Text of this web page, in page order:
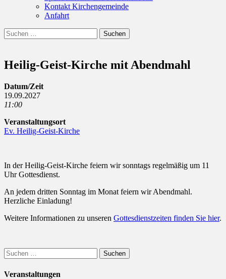
Kontakt Kirchengemeinde
Anfahrt
Suchen
Suchen
nach:
Heilig-Geist-Kirche mit Abendmahl
Datum/Zeit
19.09.2027
11:00
Veranstaltungsort
Ev. Heilig-Geist-Kirche
In der Heilig-Geist-Kirche feiern wir sonntags regelmäßig um 11
Uhr Gottesdienst.
An jedem dritten Sonntag im Monat feiern wir Abendmahl.
Herzliche Einladung!
Weitere Informationen zu unseren Gottesdienstzeiten finden Sie hier.
Suchen
nach:
Veranstaltungen